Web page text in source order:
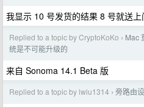
我显示 10 号发货的结果 8 号就送上
Replied to a topic by CryptoKoKo › Mac
统是不可能升级的
来自 Sonoma 14.1 Beta 版
Replied to a topic by lwiu1314 › 旁路由